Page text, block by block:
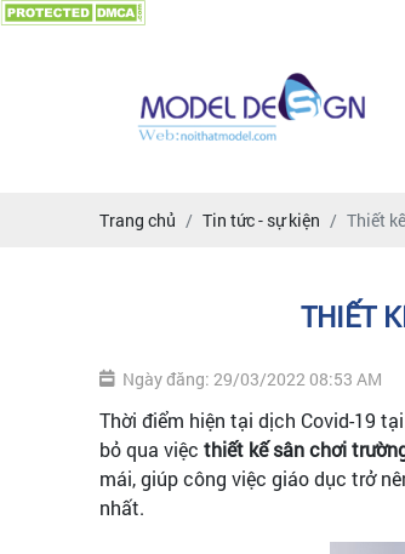
Trang chủ Tin tức - sự kiện Thiết
THIẾT
Ngày đăng: 29/03/2022 08:53 AM
Thời điểm hiện tại dịch Covid-19
bỏ qua việc thiết kế sân chơi
mái, giúp công việc giáo dục trở
nhất.